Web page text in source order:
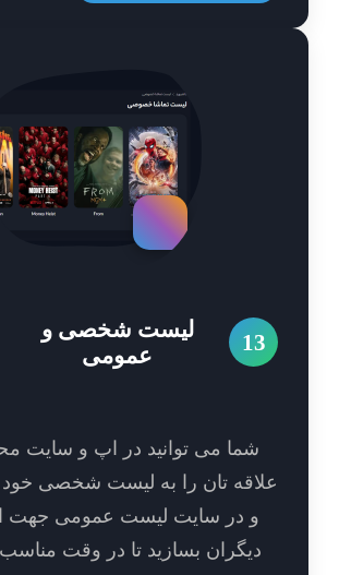
لیست شخصی و
عمومی
شما می توانید در اپ و سایت محتوا مورد
تان را به لیست شخصی خود اضافه کنید
و در سایت لیست عمومی جهت ارسال به
دیگران بسازید تا در وقت مناسب به تماشا